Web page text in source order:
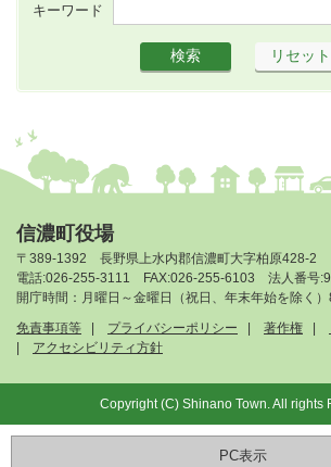
キーワード
信濃町役場
〒389-1392 長野県上水内郡信濃町大字柏原428-2
電話:026-255-3111 FAX:026-255-6103 法人番号
開庁時間：月曜日～金曜日（祝日、年末年始を除く
免責事項等
プライバシーポリシー 著作権
アクセシビリティ方針
Copyright (C) Shinano Town. All rights
PC表示